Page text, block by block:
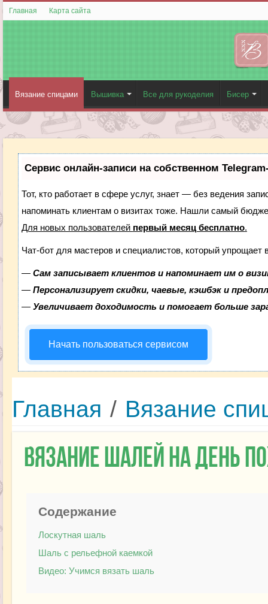
Главная Карта сайта
Вязание спицами Вышивка Все для рукоделия Бисер
Сервис онлайн-записи на собственном
Тот, кто работает в сфере услуг, знает — без ведения
напоминать клиентам о визитах тоже. Нашли самый
Для новых пользователей первый месяц бесплатно.
Чат-бот для мастеров и специалистов, который упрощает
— Сам записывает клиентов и напоминает им о
— Персонализирует скидки, чаевые, кэшбэк и
— Увеличивает доходимость и помогает больше
Начать пользоваться сервисом
Главная / Вязание
Вязание шалей на день
Содержание
Лоскутная шаль
Шаль с рельефной каемкой
Видео: Учимся вязать шаль